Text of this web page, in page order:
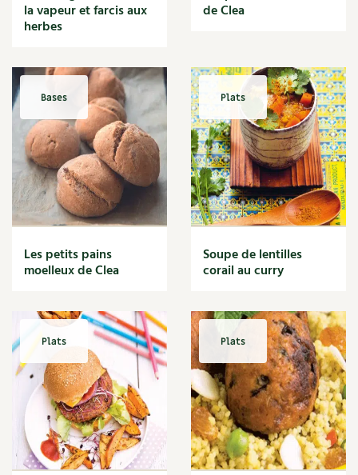
la vapeur et farcis aux
herbes
de Clea
Bases
Les petits pains
moelleux de Clea
Plats
Soupe de lentilles
corail au curry
Plats Plats